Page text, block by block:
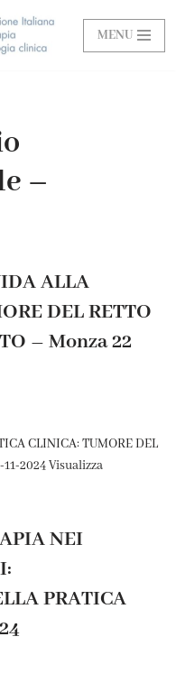
MENU
–
ALLA
DEL RETTO
– Monza 22
CLINICA: TUMORE DEL
2024 Visualizza
NEI
PRATICA